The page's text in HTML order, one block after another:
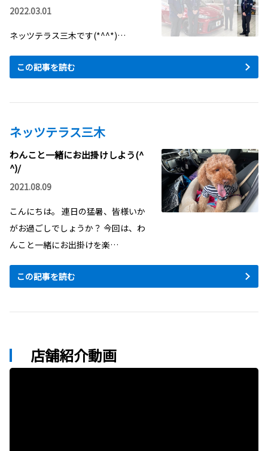
2022.03.01
ネッツテラス三木です(*^^*)…
この記事を読む
ネッツテラス三木
わんこと一緒にお出掛けしよう(^
^)/
2021.08.09
こんにちは。 連日の猛暑、皆様いか
がお過ごしでしょうか？ 今回は、わ
んこと一緒にお出掛けを楽…
この記事を読む
店舗紹介動画